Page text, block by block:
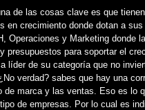
de las cosas clave es que
en crecimiento donde dotan a
Operaciones y Marketing donde
presupuestos para soportar el
líder de su categoría que no
verdad? sabes que hay una
de marca y las ventas. Eso es lo
de empresas. Por lo cual es